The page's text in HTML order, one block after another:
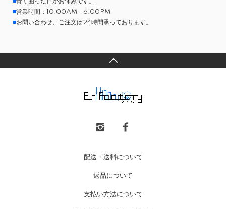
■営業時間：10:00AM - 6:00PM
■お問い合わせ、ご注文は24時間承っております。
配送・送料について
返品について
支払い方法について